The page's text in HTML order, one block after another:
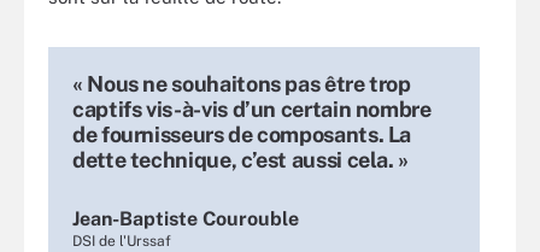
« Nous ne souhaitons pas être trop
captifs vis-à-vis d’un certain nombre
de fournisseurs de composants. La
dette technique, c’est aussi cela. »
Jean-Baptiste Courouble
DSI de l'Urssaf